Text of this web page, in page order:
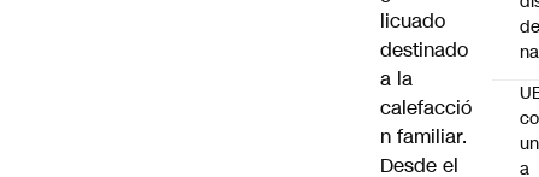
licuado
destinado
a la
calefacció
n familiar.
Desde el
a